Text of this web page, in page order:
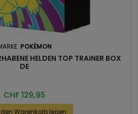
POKÉMON
HELDEN TOP TRAINER BOX
DE
Preis
CHF 129,95
den Warenkorb legen